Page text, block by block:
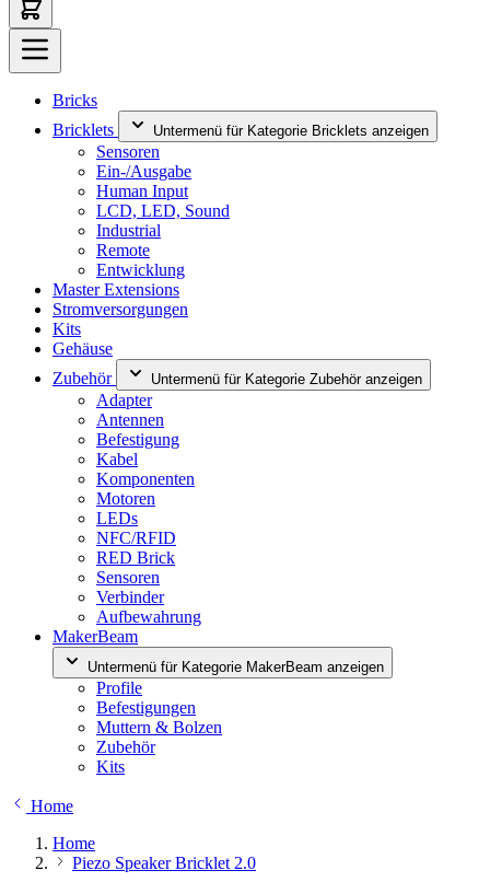
Bricks
Bricklets
Untermenü für Kategorie Bricklets anzeigen
Sensoren
Ein-/Ausgabe
Human Input
LCD, LED, Sound
Industrial
Remote
Entwicklung
Master Extensions
Stromversorgungen
Kits
Gehäuse
Zubehör
Untermenü für Kategorie Zubehör anzeigen
Adapter
Antennen
Befestigung
Kabel
Komponenten
Motoren
LEDs
NFC/RFID
RED Brick
Sensoren
Verbinder
Aufbewahrung
MakerBeam
Untermenü für Kategorie MakerBeam anzeigen
Profile
Befestigungen
Muttern & Bolzen
Zubehör
Kits
Home
Home
Piezo Speaker Bricklet 2.0